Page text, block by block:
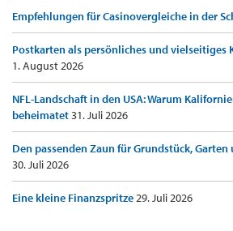
Empfehlungen für Casinovergleiche in der
Postkarten als persönliches und
1. August 2026
NFL-Landschaft in den USA: Warum
beheimatet31. Juli 2026
Den passenden Zaun für Grundstück,
30. Juli 2026
Eine kleine Finanzspritze29. Juli 2026